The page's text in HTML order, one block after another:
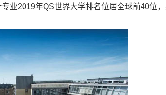
业2019年QS世界大学排名位居全球前40位